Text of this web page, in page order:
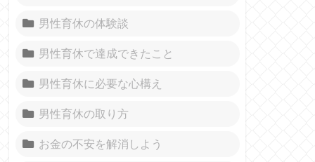
男性育休の体験談
男性育休で達成できたこと
男性育休に必要な心構え
男性育休の取り方
お金の不安を解消しよう